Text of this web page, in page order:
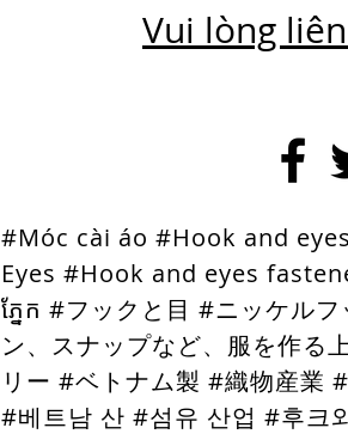
Vui lòng
#Móc cài áo #Hook and
Eyes #Hook and eyes
ភ្នែក #フックと目 #ニッケル
ン、スナップなど、服を作る
リー #ベトナム製 #織物産業
#베트남 산 #섬유 산업 #후크